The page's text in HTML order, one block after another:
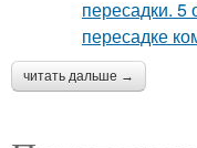
читать дальше →